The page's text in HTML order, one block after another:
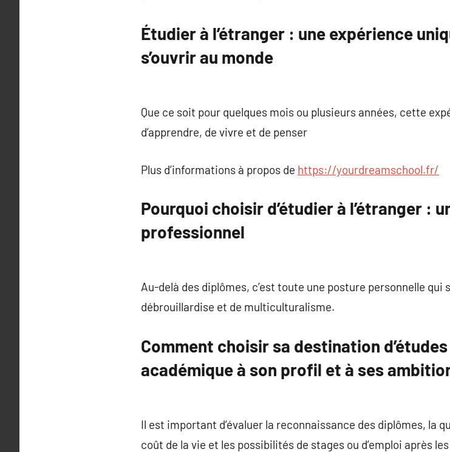
Étudier à l’étranger : une expérience
s’ouvrir au monde
Que ce soit pour quelques mois ou plusieurs années, cette
d’apprendre, de vivre et de penser
Plus d’informations à propos de https://yourdreamschool.fr/
Pourquoi choisir d’étudier à l’étranger :
professionnel
Au-delà des diplômes, c’est toute une posture personnelle
débrouillardise et de multiculturalisme.
Comment choisir sa destination
académique à son profil et à ses
Il est important d’évaluer la reconnaissance des diplômes, la
coût de la vie et les possibilités de stages ou d’emploi après